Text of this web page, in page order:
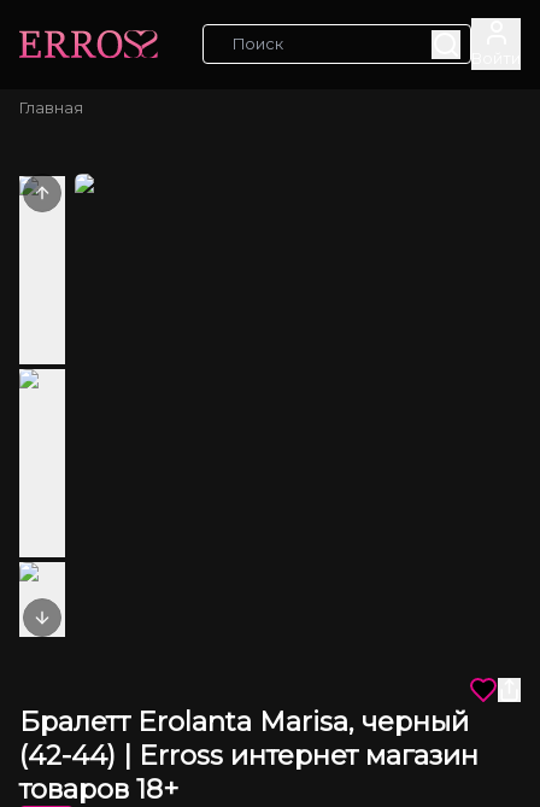
Главная
Previous slide
Next slide
Бралетт Erolanta Marisa, черный
(42-44) | Erross интернет магазин
товаров 18+